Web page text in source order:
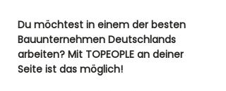
Du möchtest in einem der besten
Bauunternehmen Deutschlands
arbeiten? Mit TOPEOPLE an deiner
Seite ist das möglich!